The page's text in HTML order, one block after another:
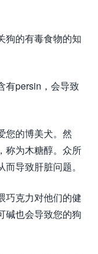
狗的有毒食物的知
有persin，会导致
您的博美犬。然
称为木糖醇。众所
导致肝脏问题。
巧克力对他们的健
碱也会导致您的狗